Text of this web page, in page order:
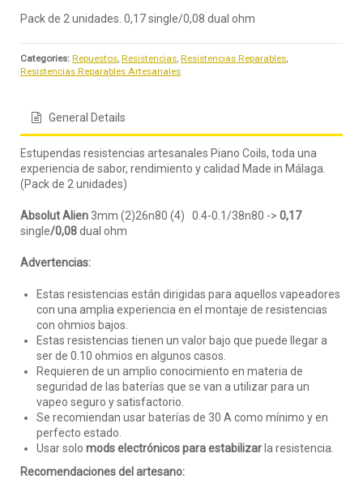
Pack de 2 unidades. 0,17 single/0,08 dual ohm
Categories: Repuestos, Resistencias, Resistencias Reparables,
Resistencias Reparables Artesanales
General Details
Estupendas resistencias artesanales Piano Coils, toda una
experiencia de sabor, rendimiento y calidad Made in Málaga.
(Pack de 2 unidades)
Absolut Alien 3mm (2)26n80 (4) 0.4-0.1/38n80 -> 0,17
single/0,08dual ohm
Advertencias:
Estas resistencias están dirigidas para aquellos vapeadores
con una amplia experiencia en el montaje de resistencias
con ohmios bajos.
Estas resistencias tienen un valor bajo que puede llegar a
ser de 0.10 ohmios en algunos casos.
Requieren de un amplio conocimiento en materia de
seguridad de las baterías que se van a utilizar para un
vapeo seguro y satisfactorio.
Se recomiendan usar baterías de 30 A como mínimo y en
perfecto estado.
Usar solo mods electrónicos para estabilizar la resistencia.
Recomendaciones del artesano: